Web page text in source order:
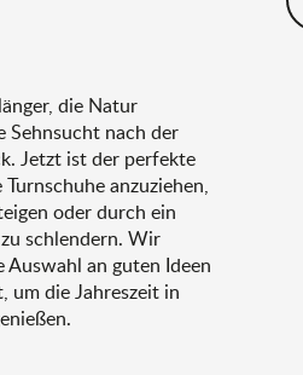
die Natur
Sehnsucht nach der
Jetzt ist der perfekte
anzuziehen,
oder durch ein
schlendern. Wir
Auswahl an guten Ideen
um die Jahreszeit in